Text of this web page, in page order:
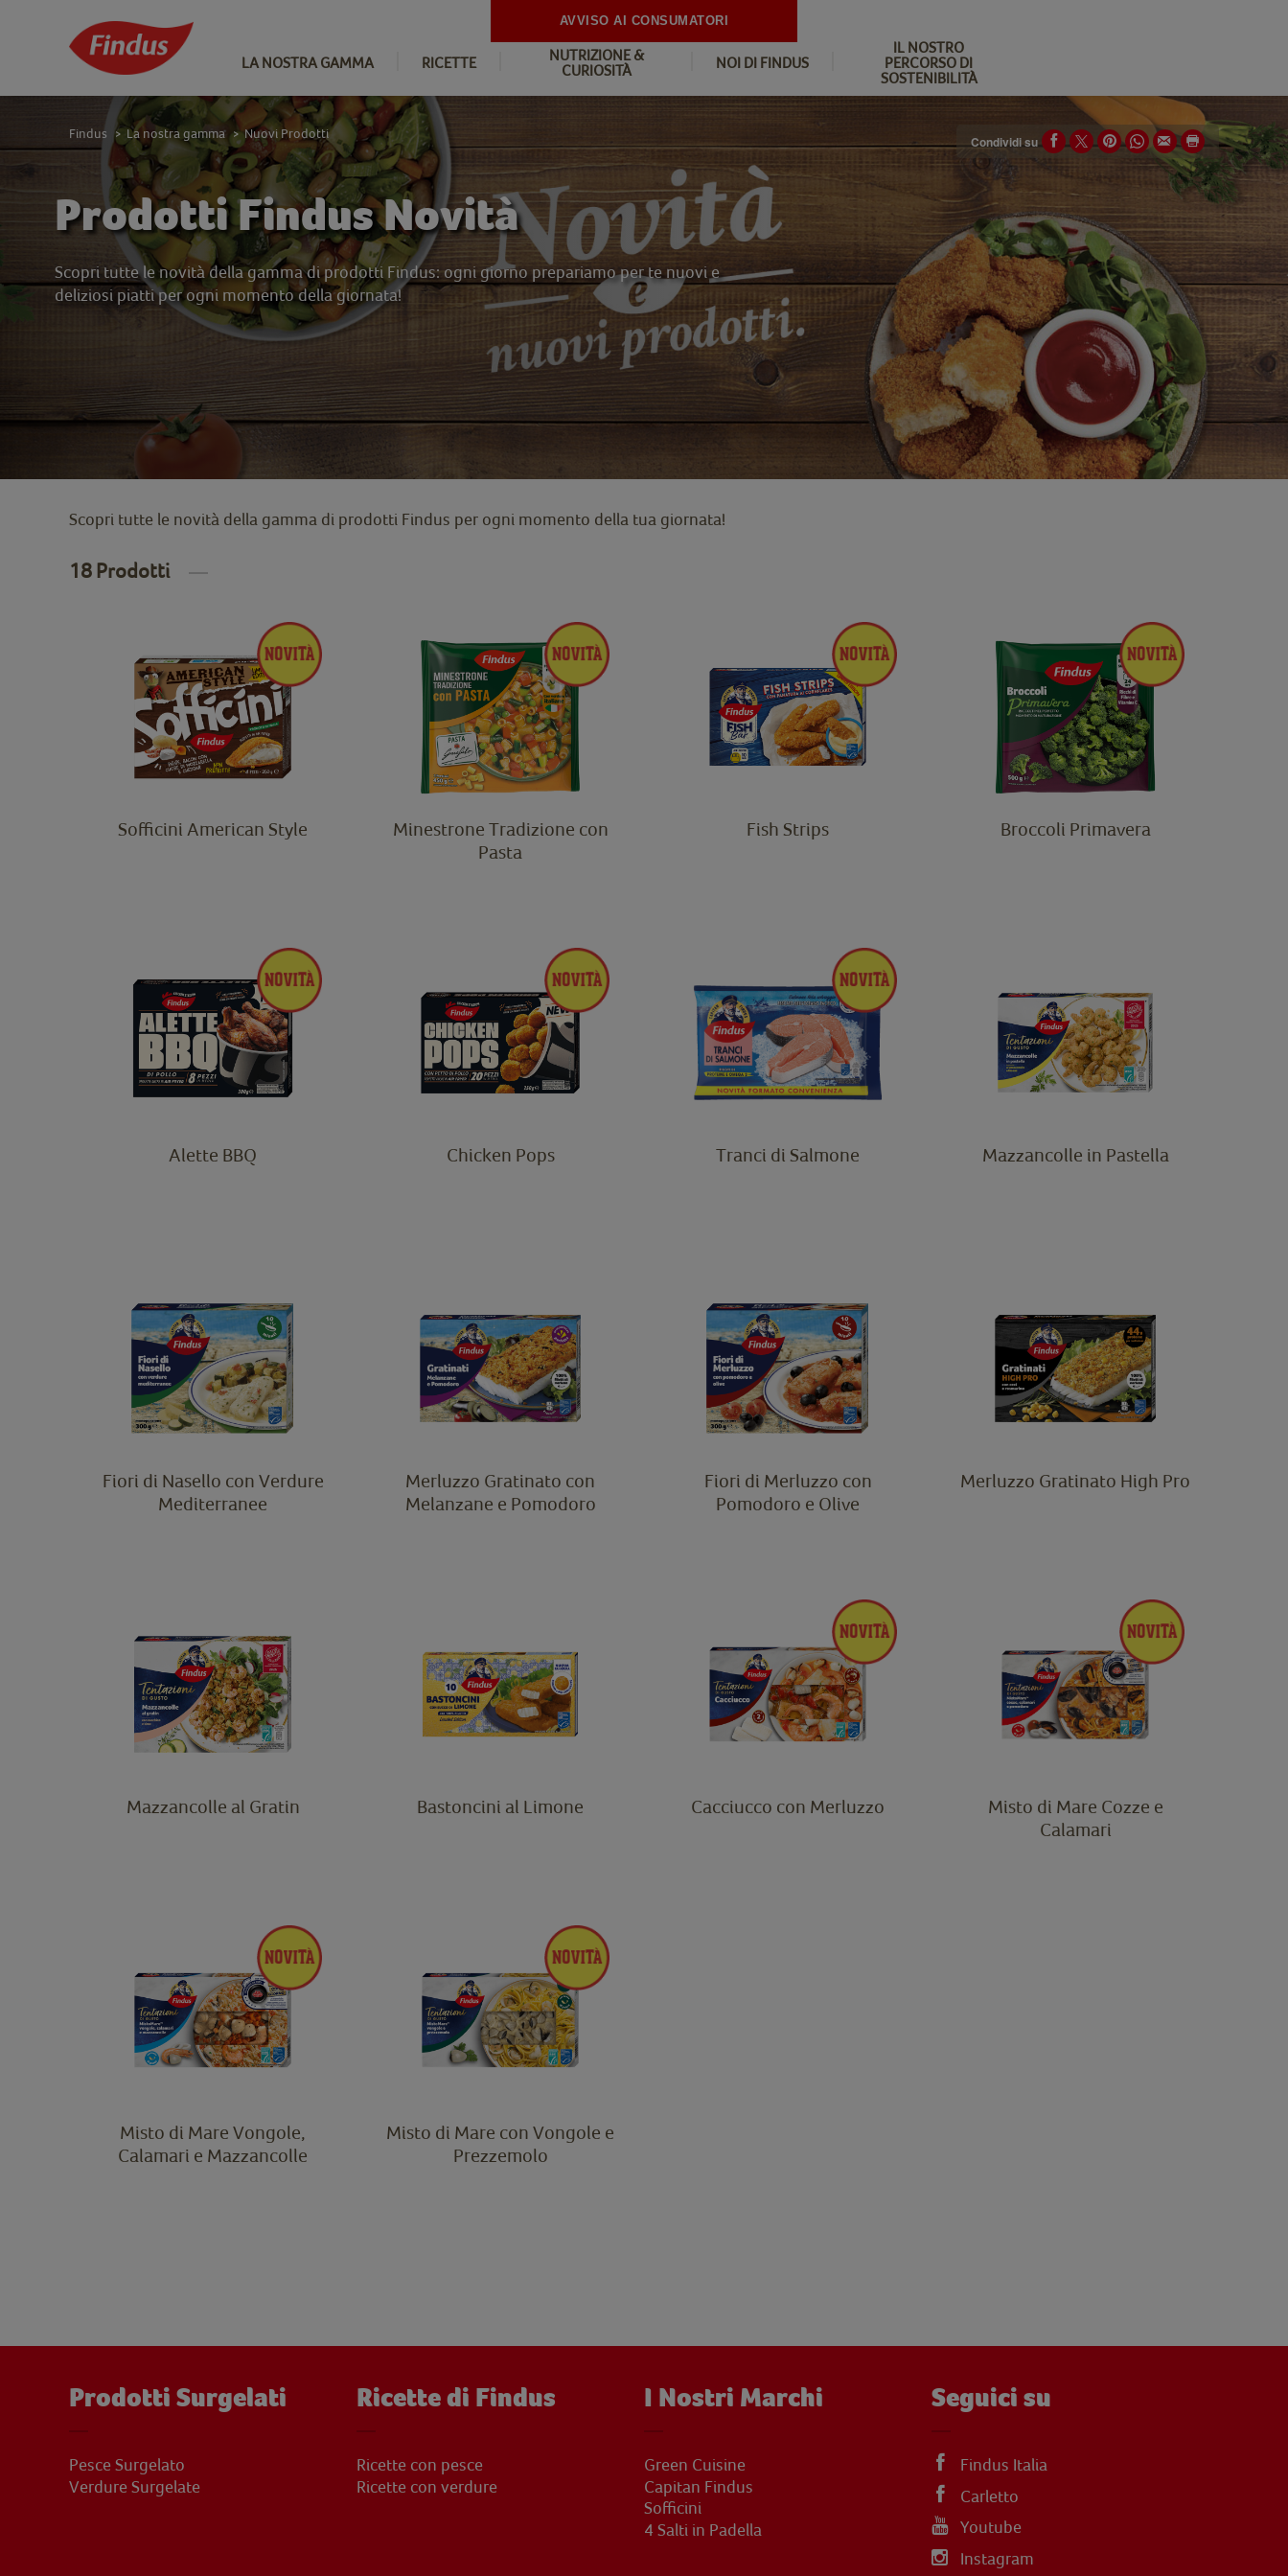
LA NOSTRA GAMMA RICETTE
NUTRIZIONE &
CURIOSITÀ
NOI DI FINDUS
IL NOSTRO
PERCORSO DI
SOSTENIBILITÀ
Prodotti Findus Novità
Scopri tutte le novità della gamma di prodotti Findus: ogni giorno prepariamo per te nuovi e
deliziosi piatti per ogni momento della giornata!
Findus > La nostra gamma > Nuovi Prodotti Condividi su
Scopri tutte le novità della gamma di prodotti Findus per ogni momento della tua giornata!
18 Prodotti
Sofficini American Style
Minestrone Tradizione con
Pasta
Fish Strips Broccoli Primavera
Alette BBQ Chicken Pops Tranci di Salmone Mazzancolle in Pastella
Fiori di Nasello con Verdure
Mediterranee
Merluzzo Gratinato con
Melanzane e Pomodoro
Fiori di Merluzzo con
Pomodoro e Olive
Merluzzo Gratinato High Pro
Mazzancolle al Gratin Bastoncini al Limone Cacciucco con Merluzzo
Misto di Mare Cozze e
Calamari
Misto di Mare Vongole,
Calamari e Mazzancolle
Misto di Mare con Vongole e
Prezzemolo
Prodotti Surgelati
Pesce Surgelato
Verdure Surgelate
Ricette di Findus
Ricette con pesce
Ricette con verdure
I Nostri Marchi
Green Cuisine
Capitan Findus
Sofficini
4 Salti in Padella
Seguici su
Findus Italia
Carletto
Youtube
Instagram
AVVISO AI CONSUMATORI